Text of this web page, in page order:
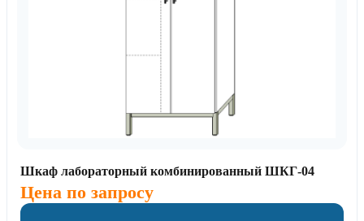
Шкаф лабораторный комбинированный ШКГ-04
Цена по запросу